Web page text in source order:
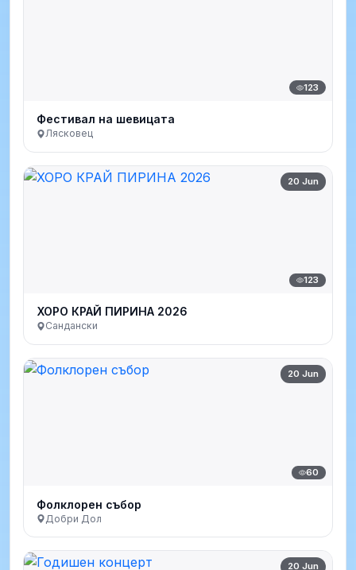
123
Фестивал на шевицата
Лясковец
20 Jun
123
ХОРО КРАЙ ПИРИНА 2026
Сандански
20 Jun
60
Фолклорен събор
Добри Дол
20 Jun